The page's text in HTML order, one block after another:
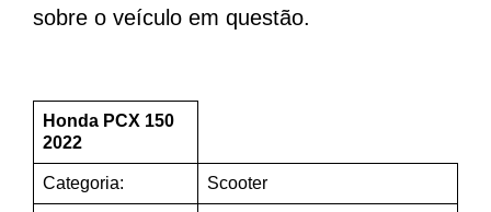
sobre o veículo em questão.
Honda PCX 150
2022
Categoria: Scooter